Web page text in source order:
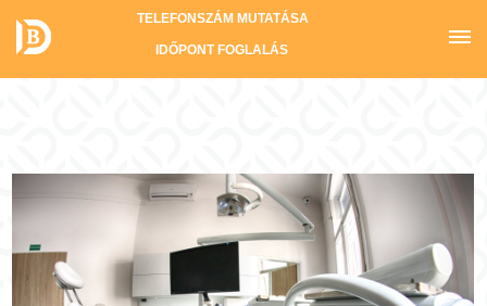
TELEFONSZÁM MUTATÁSA
IDŐPONT FOGLALÁS